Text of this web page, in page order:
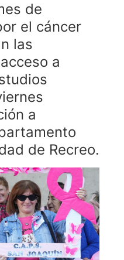
de
el cáncer
las
a
a
de Recreo.